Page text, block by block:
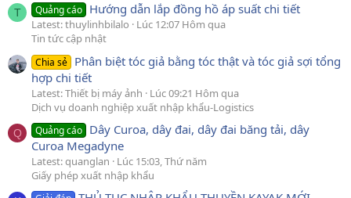
T Quảng cáo Hướng dẫn lắp đồng hồ áp suất chi tiết
Latest: thuylinhbilalo
Lúc 12:07 Hôm qua
Tin tức cập nhật
Chia sẻ Phân biệt tóc giả bằng tóc thật và tóc giả sợi tổng
hợp chi tiết
Latest: Thiết bị máy ảnh
Lúc 09:21 Hôm qua
Dịch vụ doanh nghiệp xuất nhập khẩu-Logistics
Q Quảng cáo Dây Curoa, dây đai, dây đai băng tải, dây
Curoa Megadyne
Latest: quanglan
Lúc 15:03, Thứ năm
Giấy phép xuất nhập khẩu